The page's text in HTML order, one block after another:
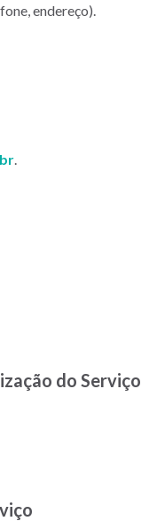
endereço).
.
do Serviço